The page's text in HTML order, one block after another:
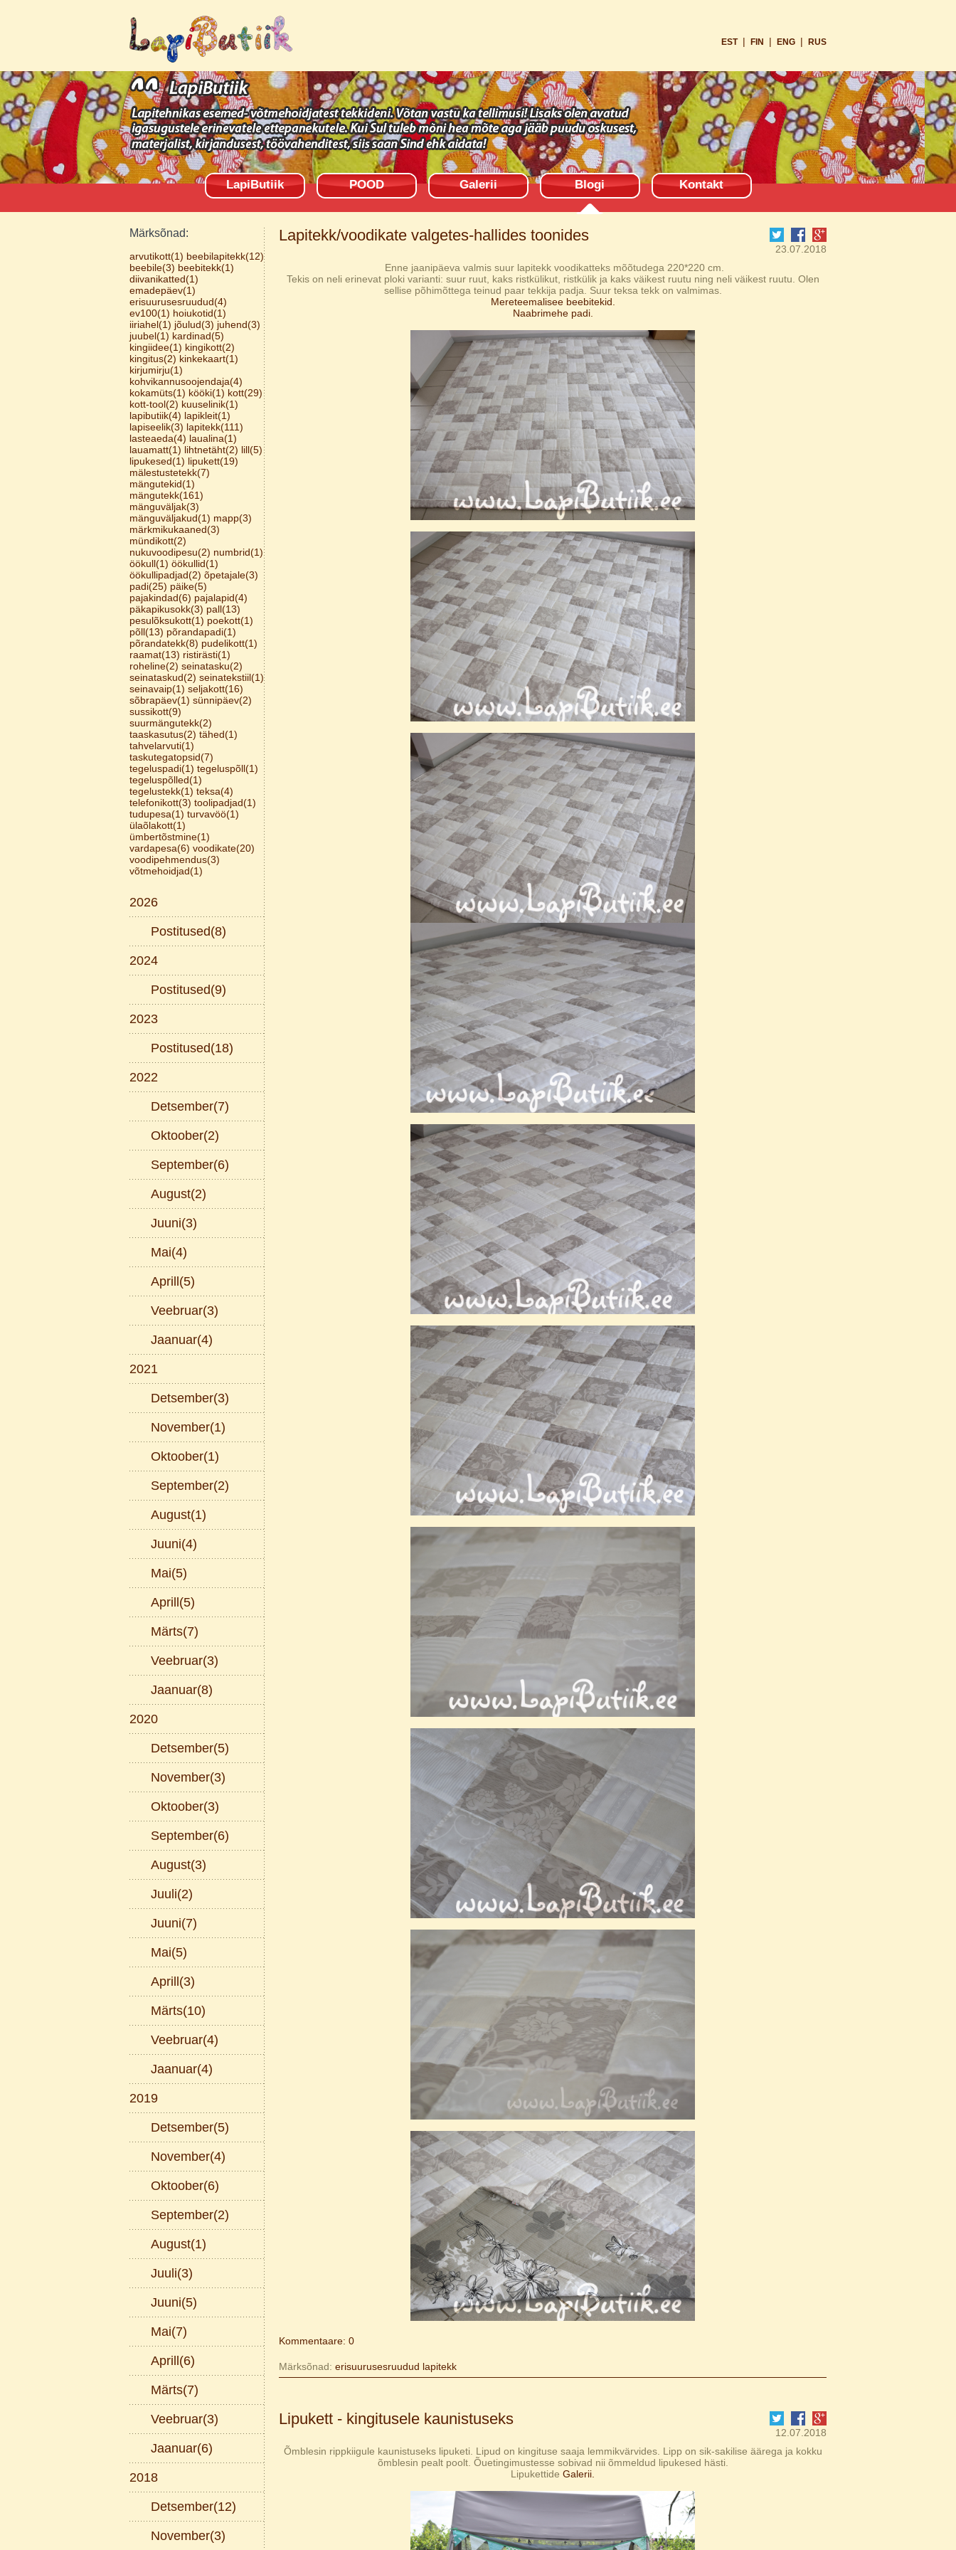
EST | FIN | ENG | RUS
LapiButiik POOD Galerii Blogi Kontakt
Märksõnad:
arvutikott(1) beebilapitekk(12)
beebile(3) beebitekk(1)
diivanikatted(1)
emadepäev(1)
erisuurusesruudud(4)
ev100(1) hoiukotid(1)
iiriahel(1) jõulud(3) juhend(3)
juubel(1) kardinad(5)
kingiidee(1) kingikott(2)
kingitus(2) kinkekaart(1)
kirjumirju(1)
kohvikannusoojendaja(4)
kokamüts(1) kööki(1) kott(29)
kott-tool(2) kuuselinik(1)
lapibutiik(4) lapikleit(1)
lapiseelik(3) lapitekk(111)
lasteaeda(4) laualina(1)
lauamatt(1) lihtnetäht(2) lill(5)
lipukesed(1) lipukett(19)
mälestustetekk(7)
mängutekid(1)
mängutekk(161)
mänguväljak(3)
mänguväljakud(1) mapp(3)
märkmikukaaned(3)
mündikott(2)
nukuvoodipesu(2) numbrid(1)
öökull(1) öökullid(1)
öökullipadjad(2) õpetajale(3)
padi(25) päike(5)
pajakindad(6) pajalapid(4)
päkapikusokk(3) pall(13)
pesulõksukott(1) poekott(1)
põll(13) põrandapadi(1)
põrandatekk(8) pudelikott(1)
raamat(13) ristirästi(1)
roheline(2) seinatasku(2)
seinataskud(2) seinatekstiil(1)
seinavaip(1) seljakott(16)
sõbrapäev(1) sünnipäev(2)
sussikott(9)
suurmängutekk(2)
taaskasutus(2) tähed(1)
tahvelarvuti(1)
taskutegatopsid(7)
tegeluspadi(1) tegeluspõll(1)
tegeluspõlled(1)
tegelustekk(1) teksa(4)
telefonikott(3) toolipadjad(1)
tudupesa(1) turvavöö(1)
ülaõlakott(1)
ümbertõstmine(1)
vardapesa(6) voodikate(20)
voodipehmendus(3)
võtmehoidjad(1)
2026
Postitused(8)
2024
Postitused(9)
2023
Postitused(18)
2022
Detsember(7)
Oktoober(2)
September(6)
August(2)
Juuni(3)
Mai(4)
Aprill(5)
Veebruar(3)
Jaanuar(4)
2021
Detsember(3)
November(1)
Oktoober(1)
September(2)
August(1)
Juuni(4)
Mai(5)
Aprill(5)
Märts(7)
Veebruar(3)
Jaanuar(8)
2020
Detsember(5)
November(3)
Oktoober(3)
September(6)
August(3)
Juuli(2)
Juuni(7)
Mai(5)
Aprill(3)
Märts(10)
Veebruar(4)
Jaanuar(4)
2019
Detsember(5)
November(4)
Oktoober(6)
September(2)
August(1)
Juuli(3)
Juuni(5)
Mai(7)
Aprill(6)
Märts(7)
Veebruar(3)
Jaanuar(6)
2018
Detsember(12)
November(3)
Lapitekk/voodikate valgetes-hallides toonides
23.07.2018
Enne jaanipäeva valmis suur lapitekk voodikatteks mõõtudega 220*220 cm.
Tekis on neli erinevat ploki varianti: suur ruut, kaks ristkülikut, ristkülik ja kaks väikest ruutu ning neli väikest ruutu. Olen
sellise põhimõttega teinud paar tekkija padja. Suur teksa tekk on valmimas.
Mereteemalisee beebitekid.
Naabrimehe padi.
Kommentaare: 0
Märksõnad: erisuurusesruudud lapitekk
Lipukett - kingitusele kaunistuseks
12.07.2018
Õmblesin rippkiigule kaunistuseks lipuketi. Lipud on kingituse saaja lemmikvärvides. Lipp on sik-sakilise äärega ja kokku
õmblesin pealt poolt. Õuetingimustesse sobivad nii õmmeldud lipukesed hästi.
Lipukettide Galerii.